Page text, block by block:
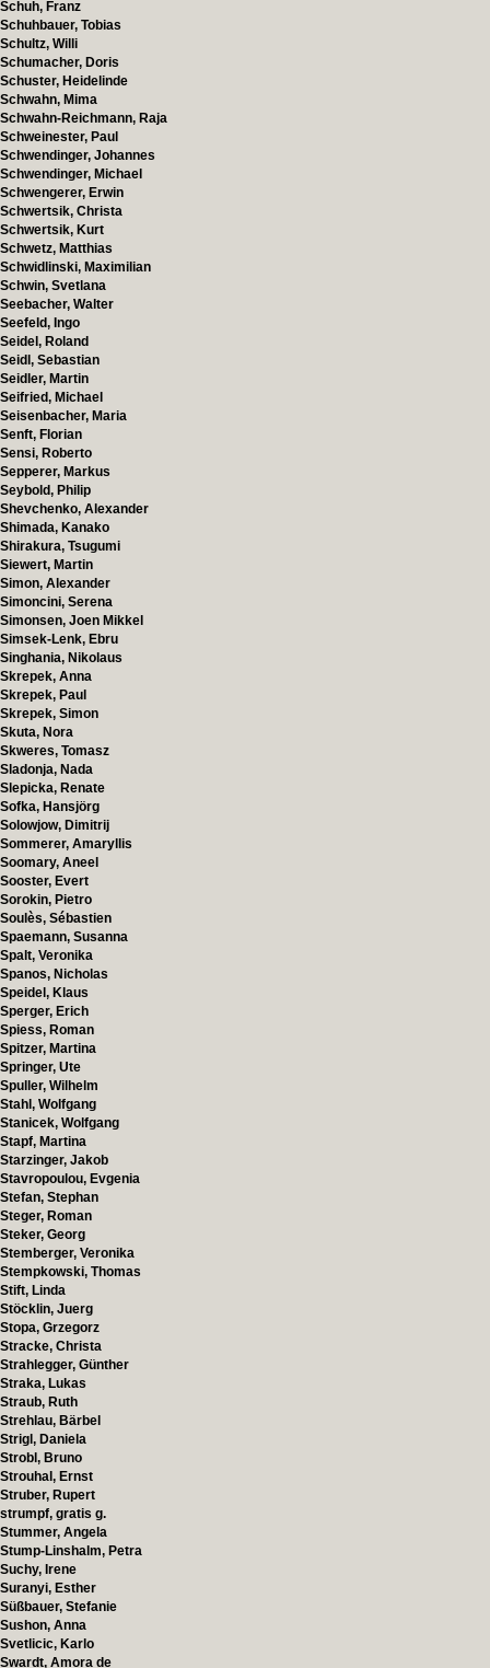
Schuh, Franz
Schuhbauer, Tobias
Schultz, Willi
Schumacher, Doris
Schuster, Heidelinde
Schwahn, Mima
Schwahn-Reichmann, Raja
Schweinester, Paul
Schwendinger, Johannes
Schwendinger, Michael
Schwengerer, Erwin
Schwertsik, Christa
Schwertsik, Kurt
Schwetz, Matthias
Schwidlinski, Maximilian
Schwin, Svetlana
Seebacher, Walter
Seefeld, Ingo
Seidel, Roland
Seidl, Sebastian
Seidler, Martin
Seifried, Michael
Seisenbacher, Maria
Senft, Florian
Sensi, Roberto
Sepperer, Markus
Seybold, Philip
Shevchenko, Alexander
Shimada, Kanako
Shirakura, Tsugumi
Siewert, Martin
Simon, Alexander
Simoncini, Serena
Simonsen, Joen Mikkel
Simsek-Lenk, Ebru
Singhania, Nikolaus
Skrepek, Anna
Skrepek, Paul
Skrepek, Simon
Skuta, Nora
Skweres, Tomasz
Sladonja, Nada
Slepicka, Renate
Sofka, Hansjörg
Solowjow, Dimitrij
Sommerer, Amaryllis
Soomary, Aneel
Sooster, Evert
Sorokin, Pietro
Soulès, Sébastien
Spaemann, Susanna
Spalt, Veronika
Spanos, Nicholas
Speidel, Klaus
Sperger, Erich
Spiess, Roman
Spitzer, Martina
Springer, Ute
Spuller, Wilhelm
Stahl, Wolfgang
Stanicek, Wolfgang
Stapf, Martina
Starzinger, Jakob
Stavropoulou, Evgenia
Stefan, Stephan
Steger, Roman
Steker, Georg
Stemberger, Veronika
Stempkowski, Thomas
Stift, Linda
Stöcklin, Juerg
Stopa, Grzegorz
Stracke, Christa
Strahlegger, Günther
Straka, Lukas
Straub, Ruth
Strehlau, Bärbel
Strigl, Daniela
Strobl, Bruno
Strouhal, Ernst
Struber, Rupert
strumpf, gratis g.
Stummer, Angela
Stump-Linshalm, Petra
Suchy, Irene
Suranyi, Esther
Süßbauer, Stefanie
Sushon, Anna
Svetlicic, Karlo
Swardt, Amora de